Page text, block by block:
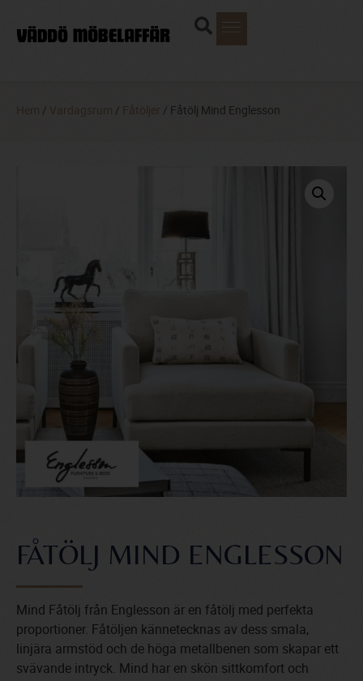
Hem / Vardagsrum / Fåtöljer / Fåtölj Mind Englesson
FÅTÖLJ MIND ENGLESSON
Mind Fåtölj från Englesson är en fåtölj med perfekta
proportioner. Fåtöljen kännetecknas av dess smala,
linjära armstöd och de höga metallbenen som skapar ett
svävande intryck. Mind har en skön sittkomfort och